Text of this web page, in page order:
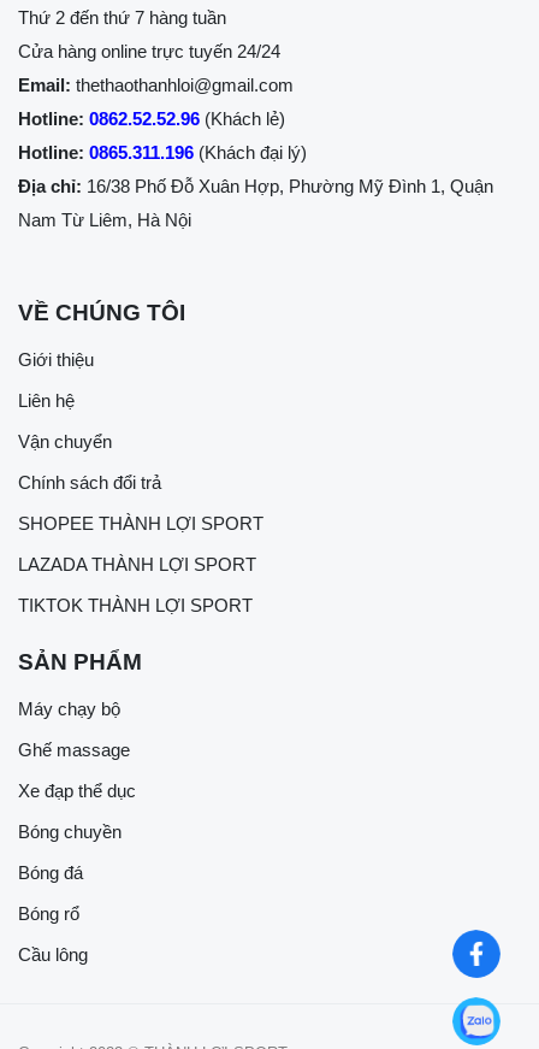
Thứ 2 đến thứ 7 hàng tuần
Cửa hàng online trực tuyến 24/24
Email: thethaothanhloi@gmail.com
Hotline: 0862.52.52.96 (Khách lẻ)
Hotline: 0865.311.196 (Khách đại lý)
Địa chỉ: 16/38 Phố Đỗ Xuân Hợp, Phường Mỹ Đình 1, Quận
Nam Từ Liêm, Hà Nội
VỀ CHÚNG TÔI
Giới thiệu
Liên hệ
Vận chuyển
Chính sách đổi trả
SHOPEE THÀNH LỢI SPORT
LAZADA THÀNH LỢI SPORT
TIKTOK THÀNH LỢI SPORT
SẢN PHẨM
Máy chạy bộ
Ghế massage
Xe đạp thể dục
Bóng chuyền
Bóng đá
Bóng rổ
Cầu lông